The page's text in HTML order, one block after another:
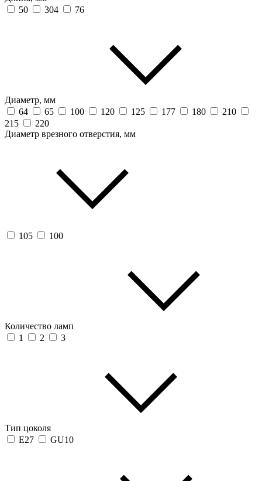
50
304 76
Диаметр, мм
64
65 100 120 125 177 180
210
215
220
Диаметр врезного отверстия, мм
105 100
Количество ламп
1
2 3
Тип цоколя
E27
GU10